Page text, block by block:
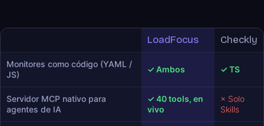
LoadFocus Checkly
Monitores como código (YAML /
JS)
✓ Ambos ✓ TS
Servidor MCP nativo para
agentes de IA
✓ 40 tools, en
vivo
× Solo
Skills